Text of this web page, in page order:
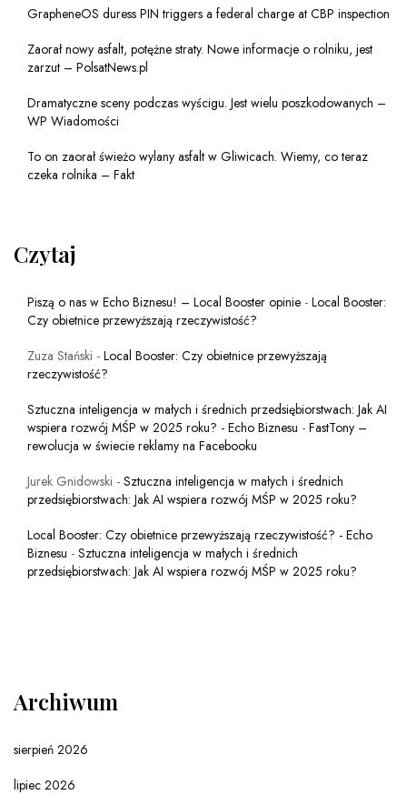
GrapheneOS duress PIN triggers a federal charge at CBP inspection
Zaorał nowy asfalt, potężne straty. Nowe informacje o rolniku, jest
zarzut – PolsatNews.pl
Dramatyczne sceny podczas wyścigu. Jest wielu poszkodowanych –
WP Wiadomości
To on zaorał świeżo wylany asfalt w Gliwicach. Wiemy, co teraz
czeka rolnika – Fakt
Czytaj
Piszą o nas w Echo Biznesu! – Local Booster opinie - Local Booster:
Czy obietnice przewyższają rzeczywistość?
Zuza Stański - Local Booster: Czy obietnice przewyższają
rzeczywistość?
Sztuczna inteligencja w małych i średnich przedsiębiorstwach: Jak AI
wspiera rozwój MŚP w 2025 roku? - Echo Biznesu - FastTony –
rewolucja w świecie reklamy na Facebooku
Jurek Gnidowski - Sztuczna inteligencja w małych i średnich
przedsiębiorstwach: Jak AI wspiera rozwój MŚP w 2025 roku?
Local Booster: Czy obietnice przewyższają rzeczywistość? - Echo
Biznesu - Sztuczna inteligencja w małych i średnich
przedsiębiorstwach: Jak AI wspiera rozwój MŚP w 2025 roku?
Archiwum
sierpień 2026
lipiec 2026